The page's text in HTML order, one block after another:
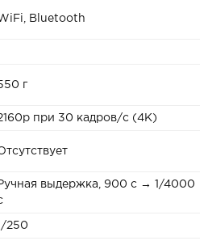
Bluetooth
г
при 30 кадров/с (4K)
выдержка, 900 с → 1/4000
250